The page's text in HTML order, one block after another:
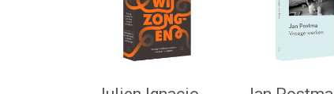
KIES :) KIES :)